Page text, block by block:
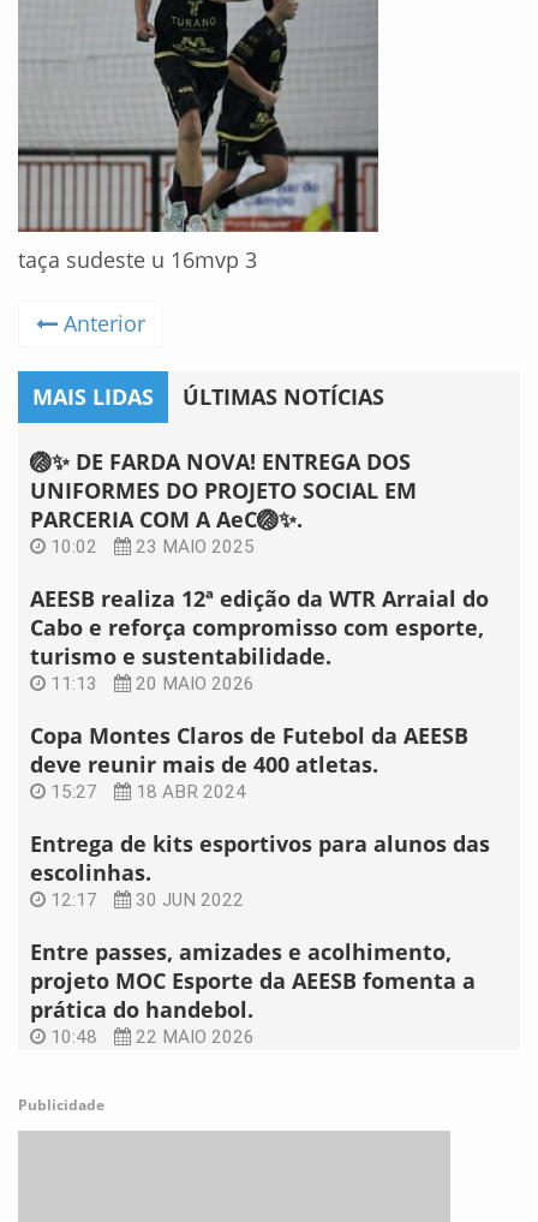
taça sudeste u 16mvp 3
Anterior
MAIS LIDAS ÚLTIMAS NOTÍCIAS
🏐✨ DE FARDA NOVA! ENTREGA DOS
UNIFORMES DO PROJETO SOCIAL EM
PARCERIA COM A AeC🏐✨.
10:02 23 MAIO 2025
AEESB realiza 12ª edição da WTR Arraial do
Cabo e reforça compromisso com esporte,
turismo e sustentabilidade.
11:13 20 MAIO 2026
Copa Montes Claros de Futebol da AEESB
deve reunir mais de 400 atletas.
15:27 18 ABR 2024
Entrega de kits esportivos para alunos das
escolinhas.
12:17 30 JUN 2022
Entre passes, amizades e acolhimento,
projeto MOC Esporte da AEESB fomenta a
prática do handebol.
10:48 22 MAIO 2026
Publicidade